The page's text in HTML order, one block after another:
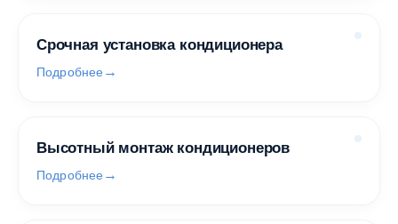
Срочная установка кондиционера
Подробнее
Высотный монтаж кондиционеров
Подробнее